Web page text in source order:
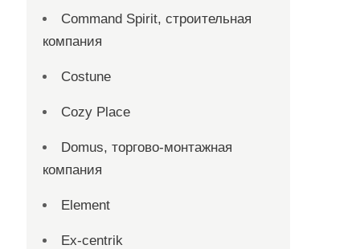
Command Spirit, строительная
компания
Costune
Cozy Place
Domus, торгово-монтажная
компания
Element
Ex-centrik